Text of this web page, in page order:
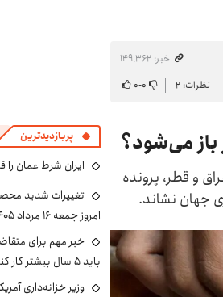
خبر: ۱۴۹٬۳۶۲
نظرات: ۲ ۰-۰
عراق و قطر، پرونده
جهان نشاند.
پربازدیدترین
ایران شرط عمان را
تغییرات شدید
امروز جمعه ۱۶ مرداد ۱۴۰۵ را ببینند
خبر مهم برای
باید ۵ سال بیشتر کار کنند
وزیر خزانه‌داری